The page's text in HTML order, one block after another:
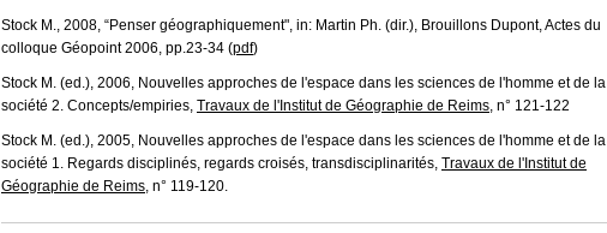
Stock M., 2008, “Penser géographiquement", in: Martin Ph. (dir.), Brouillons Dupont, Actes du
colloque Géopoint 2006, pp.23-34 (pdf)
Stock M. (ed.), 2006, Nouvelles approches de l'espace dans les sciences de l'homme et de la
société 2. Concepts/empiries, Travaux de l'Institut de Géographie de Reims, n° 121-122
Stock M. (ed.), 2005, Nouvelles approches de l'espace dans les sciences de l'homme et de la
société 1. Regards disciplinés, regards croisés, transdisciplinarités, Travaux de l'Institut de
Géographie de Reims, n° 119-120.